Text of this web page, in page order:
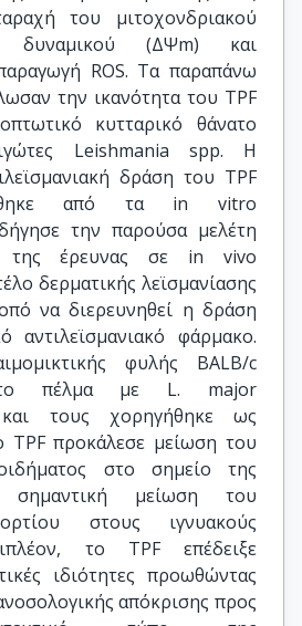
του μιτοχονδριακού
δυναμικού (ΔΨm) και
ROS. Τα παραπάνω
την ικανότητα του TPF
κυτταρικό θάνατο
Leishmania spp. Η
δράση του TPF
από τα in vitro
την παρούσα μελέτη
της έρευνας σε in vivo
δερματικής λεϊσμανίασης
να διερευνηθεί η δράση
αντιλεϊσμανιακό φάρμακο.
φυλής BALB/c
πέλμα με L. major
και τους χορηγήθηκε ως
TPF προκάλεσε μείωση του
στο σημείο της
σημαντική μείωση του
στους ιγνυακούς
το TPF επέδειξε
ιδιότητες προωθώντας
απόκρισης προς